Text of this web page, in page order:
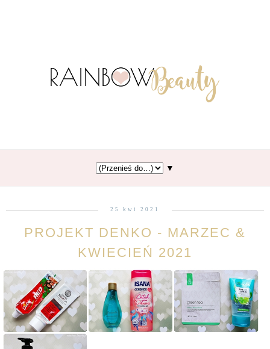
▼
25 kwi 2021
PROJEKT DENKO - MARZEC &
KWIECIEŃ 2021